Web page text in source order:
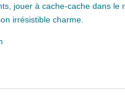
jouer à cache-cache dans
irrésistible charme.